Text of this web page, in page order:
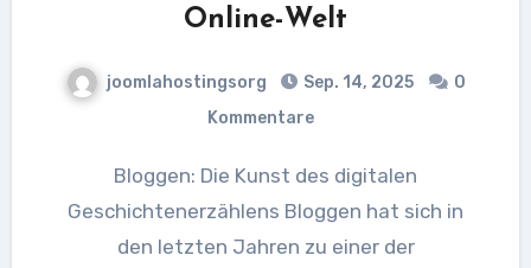
Online-Welt
joomlahostingsorg Sep. 14, 2025
0
Kommentare
Bloggen: Die Kunst des digitalen
Geschichtenerzählens Bloggen hat sich in
den letzten Jahren zu einer der